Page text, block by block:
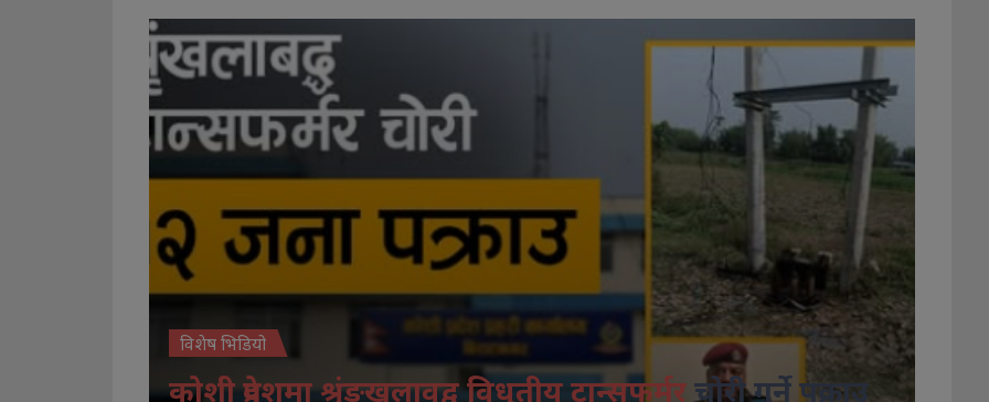
विशेष भिडियो
कोशी प्रदेशमा श्रृंङखलावद्व विधुतीय ट्रान्सफर्मरचोरी गर्ने पक्राउ